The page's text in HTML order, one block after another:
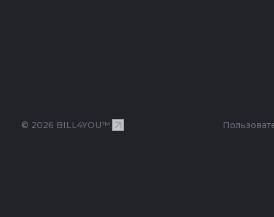
© 2026 BILL4YOU™.